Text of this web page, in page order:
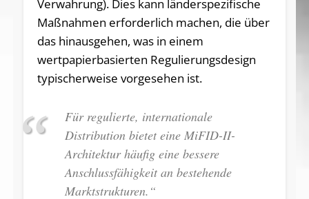
Verwahrung). Dies kann länderspezifische
Maßnahmen erforderlich machen, die über
das hinausgehen, was in einem
wertpapierbasierten Regulierungsdesign
typischerweise vorgesehen ist.
Für regulierte, internationale
Distribution bietet eine MiFID-II-
Architektur häufig eine bessere
Anschlussfähigkeit an bestehende
Marktstrukturen.“